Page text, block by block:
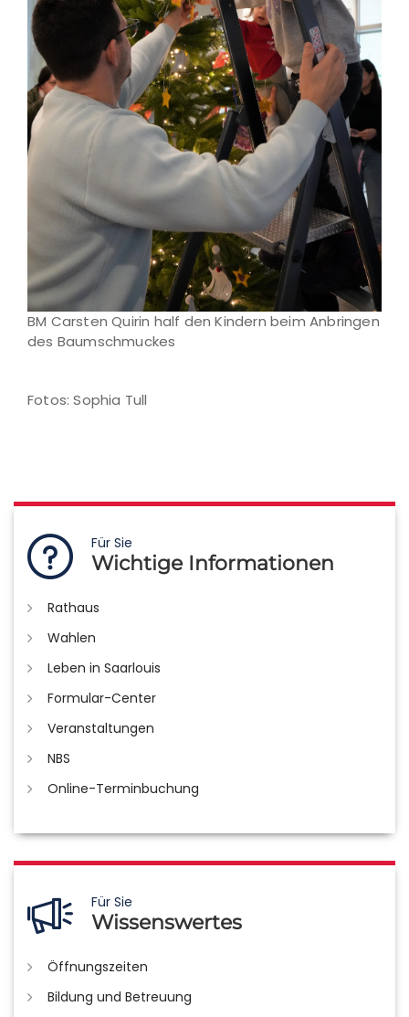
BM Carsten Quirin half den Kindern beim Anbringen
des Baumschmuckes
Fotos: Sophia Tull
Für Sie
Wichtige Informationen
Rathaus
Wahlen
Leben in Saarlouis
Formular-Center
Veranstaltungen
NBS
Online-Terminbuchung
Für Sie
Wissenswertes
Öffnungszeiten
Bildung und Betreuung